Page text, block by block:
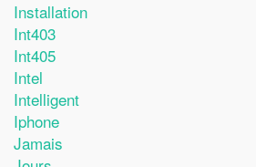
Installation
Int403
Int405
Intel
Intelligent
Iphone
Jamais